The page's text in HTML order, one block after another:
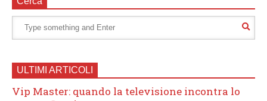
ULTIMI ARTICOLI
Vip Master: quando la televisione incontra lo